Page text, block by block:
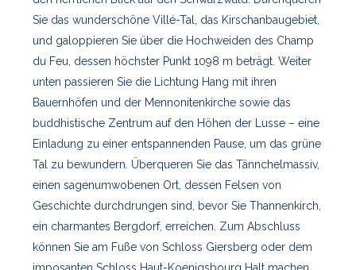
Sie das wunderschöne Villé-Tal, das Kirschanbaugebiet,
und galoppieren Sie über die Hochweiden des Champ
du Feu, dessen höchster Punkt 1098 m beträgt. Weiter
unten passieren Sie die Lichtung Hang mit ihren
Bauernhöfen und der Mennonitenkirche sowie das
buddhistische Zentrum auf den Höhen der Lusse – eine
Einladung zu einer entspannenden Pause, um das grüne
Tal zu bewundern. Überqueren Sie das Tännchelmassiv,
einen sagenumwobenen Ort, dessen Felsen von
Geschichte durchdrungen sind, bevor Sie Thannenkirch,
ein charmantes Bergdorf, erreichen. Zum Abschluss
können Sie am Fuße von Schloss Giersberg oder dem